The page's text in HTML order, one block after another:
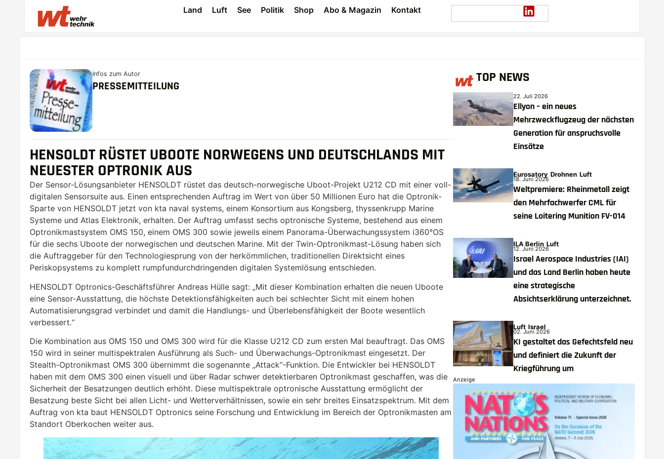
Land Luft See Politik Shop Abo & Magazin Kontakt
Infos zum Autor
PRESSEMITTEILUNG
HENSOLDT RÜSTET UBOOTE NORWEGENS UND DEUTSCHLANDS MIT
NEUESTER OPTRONIK AUS
Der Sensor-Lösungsanbieter HENSOLDT rüstet das deutsch-norwegische Uboot-Projekt U212 CD mit einer voll-
digitalen Sensorsuite aus. Einen entsprechenden Auftrag im Wert von über 50 Millionen Euro hat die Optronik-
Sparte von HENSOLDT jetzt von kta naval systems, einem Konsortium aus Kongsberg, thyssenkrupp Marine
Systeme und Atlas Elektronik, erhalten. Der Auftrag umfasst sechs optronische Systeme, bestehend aus einem
Optronikmastsystem OMS 150, einem OMS 300 sowie jeweils einem Panorama-Überwachungssystem i360°OS
für die sechs Uboote der norwegischen und deutschen Marine. Mit der Twin-Optronikmast-Lösung haben sich
die Auftraggeber für den Technologiesprung von der herkömmlichen, traditionellen Direktsicht eines
Periskopsystems zu komplett rumpfundurchdringenden digitalen Systemlösung entschieden.
HENSOLDT Optronics-Geschäftsführer Andreas Hülle sagt: „Mit dieser Kombination erhalten die neuen Uboote
eine Sensor-Ausstattung, die höchste Detektionsfähigkeiten auch bei schlechter Sicht mit einem hohen
Automatisierungsgrad verbindet und damit die Handlungs- und Überlebensfähigkeit der Boote wesentlich
verbessert.“
Die Kombination aus OMS 150 und OMS 300 wird für die Klasse U212 CD zum ersten Mal beauftragt. Das OMS
150 wird in seiner multispektralen Ausführung als Such- und Überwachungs-Optronikmast eingesetzt. Der
Stealth-Optronikmast OMS 300 übernimmt die sogenannte „Attack“-Funktion. Die Entwickler bei HENSOLDT
haben mit dem OMS 300 einen visuell und über Radar schwer detektierbaren Optronikmast geschaffen, was die
Sicherheit der Besatzungen deutlich erhöht. Diese multispektrale optronische Ausstattung ermöglicht der
Besatzung beste Sicht bei allen Licht- und Wetterverhältnissen, sowie ein sehr breites Einsatzspektrum. Mit dem
Auftrag von kta baut HENSOLDT Optronics seine Forschung und Entwicklung im Bereich der Optronikmasten am
Standort Oberkochen weiter aus.
TOP NEWS
22. Juli 2026
Ellyon – ein neues
Mehrzweckflugzeug der nächsten
Generation für anspruchsvolle
Einsätze
Eurosatory Drohnen Luft
18. Juni 2026
Weltpremiere: Rheinmetall zeigt
den Mehrfachwerfer CML für
seine Loitering Munition FV-014
ILA Berlin Luft
12. Juni 2026
Israel Aerospace Industries (IAI)
und das Land Berlin haben heute
eine strategische
Absichtserklärung unterzeichnet.
Luft Israel
02. Juni 2026
KI gestaltet das Gefechtsfeld neu
und definiert die Zukunft der
Kriegführung um
Anzeige